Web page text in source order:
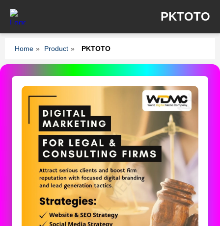
PKTOTO
Home » Product » PKTOTO